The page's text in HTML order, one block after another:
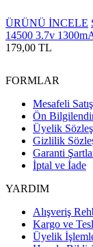
ÜRÜNÜ İNCELE
14500 3.7v
179,00 TL
FORMLAR
Mesafeli
Ön
Üyelik
Gizlilik
Garanti
İptal ve İade
YARDIM
Alışveriş
Kargo ve
Üyelik